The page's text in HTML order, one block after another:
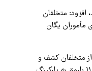
افزود: متخلفان
مأموران یگان
متخلفان کشف و